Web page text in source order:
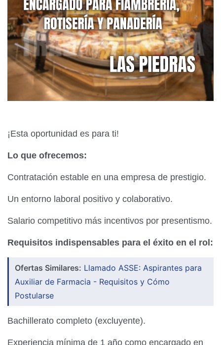
¡Esta oportunidad es para ti!
Lo que ofrecemos:
Contratación estable en una empresa de prestigio.
Un entorno laboral positivo y colaborativo.
Salario competitivo más incentivos por presentismo.
Requisitos indispensables para el éxito en el rol:
Ofertas Similares: Llamado ASSE: Aspirantes para
Auxiliar de Farmacia - Requisitos y Cómo
Postularse
Bachillerato completo (excluyente).
Experiencia mínima de 1 año como encargado en